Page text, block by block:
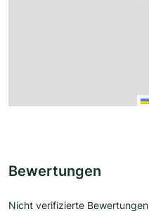
Bewertungen
Nicht verifizierte Bewertungen